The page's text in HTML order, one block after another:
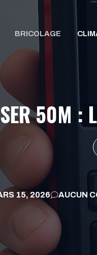
BRICOLAGE
50M :
15, 2026 AUCUN